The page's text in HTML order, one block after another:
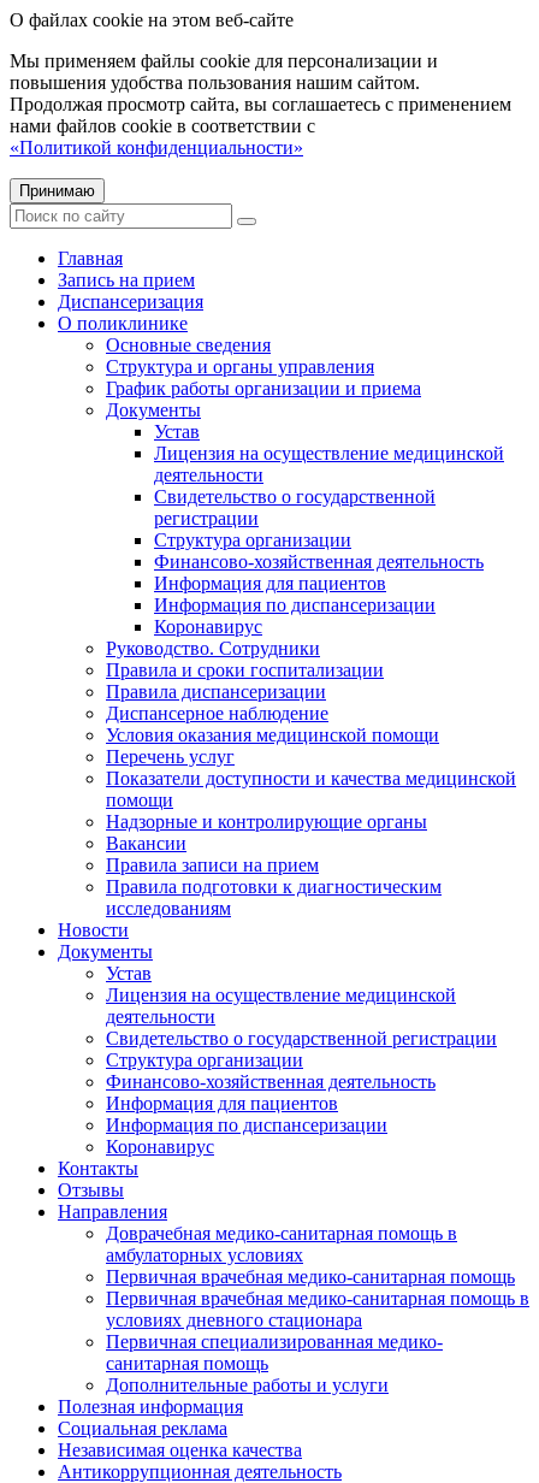
О файлах cookie на этом веб-сайте
Мы применяем файлы cookie для персонализации и
повышения удобства пользования нашим сайтом.
Продолжая просмотр сайта, вы соглашаетесь с применением
нами файлов cookie в соответствии с
«Политикой конфиденциальности»
Принимаю
Главная
Запись на прием
Диспансеризация
О поликлинике
Основные сведения
Структура и органы управления
График работы организации и приема
Документы
Устав
Лицензия на осуществление медицинской
деятельности
Свидетельство о государственной
регистрации
Структура организации
Финансово-хозяйственная деятельность
Информация для пациентов
Информация по диспансеризации
Коронавирус
Руководство. Сотрудники
Правила и сроки госпитализации
Правила диспансеризации
Диспансерное наблюдение
Условия оказания медицинской помощи
Перечень услуг
Показатели доступности и качества медицинской
помощи
Надзорные и контролирующие органы
Вакансии
Правила записи на прием
Правила подготовки к диагностическим
исследованиям
Новости
Документы
Устав
Лицензия на осуществление медицинской
деятельности
Свидетельство о государственной регистрации
Структура организации
Финансово-хозяйственная деятельность
Информация для пациентов
Информация по диспансеризации
Коронавирус
Контакты
Отзывы
Направления
Доврачебная медико-санитарная помощь в
амбулаторных условиях
Первичная врачебная медико-санитарная помощь
Первичная врачебная медико-санитарная помощь в
условиях дневного стационара
Первичная специализированная медико-
санитарная помощь
Дополнительные работы и услуги
Полезная информация
Социальная реклама
Независимая оценка качества
Антикоррупционная деятельность